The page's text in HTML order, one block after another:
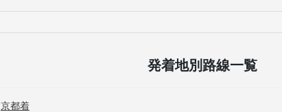
発着地別路線一覧
京都着